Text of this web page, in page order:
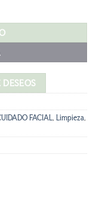
FACIAL, Limpieza,